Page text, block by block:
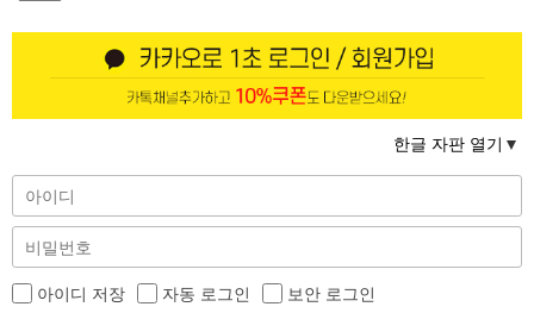
한글 자판 열기
아이디 저장 자동 로그인 보안 로그인